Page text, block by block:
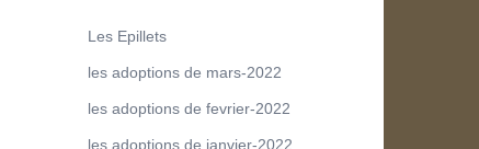
Les Epillets
les adoptions de mars-2022
les adoptions de fevrier-2022
les adoptions de janvier-2022